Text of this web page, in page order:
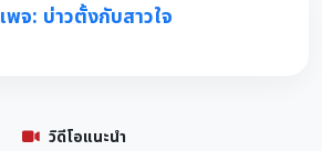
เพจ: บ่าวตั้งกับสาวใจ
วิดีโอแนะนำ